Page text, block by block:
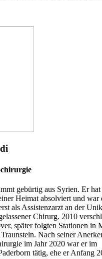
gebürtig aus Syrien. Er hat
Heimat absolviert und war
als Assistenzarzt an der
Chirurg. 2010
später folgten Stationen in
Nach seiner
im Jahr 2020 war er im
tätig, ehe er Anfang